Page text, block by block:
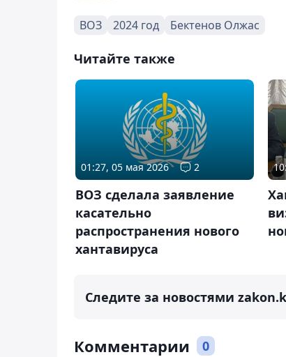
ВОЗ 2024 год Бектенов Олжас
Читайте также
01:27, 05 мая 2026 2
ВОЗ сделала заявление
касательно
распространения нового
хантавируса
Следите за новостями
Комментарии 0